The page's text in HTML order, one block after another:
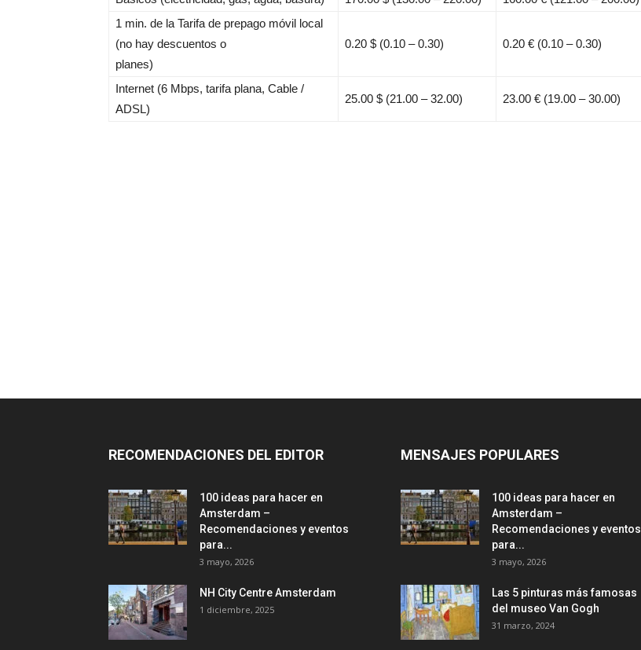
1 min. de la Tarifa de prepago móvil local
(no hay descuentos o
planes)
0.20 $ (0.10 – 0.30) 0.20 € (0.10 – 0.30)
Internet (6 Mbps, tarifa plana, Cable /
ADSL)
25.00 $ (21.00 – 32.00) 23.00 € (19.00 – 30.00)
RECOMENDACIONES DEL EDITOR
100 ideas para hacer en
Amsterdam –
Recomendaciones y eventos
para...
3 mayo, 2026
NH City Centre Amsterdam
1 diciembre, 2025
MENSAJES POPULARES
100 ideas para hacer en
Amsterdam –
Recomendaciones y eventos
para...
3 mayo, 2026
Las 5 pinturas más famosas
del museo Van Gogh
31 marzo, 2024